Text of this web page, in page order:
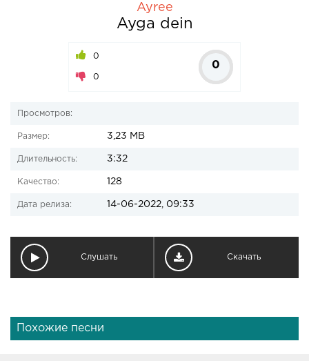
Ayree
Ayga dein
0
0
0
Просмотров:
Размер: 3,23 MB
Длительность: 3:32
Качество: 128
Дата релиза: 14-06-2022, 09:33
Слушать Скачать
Похожие песни